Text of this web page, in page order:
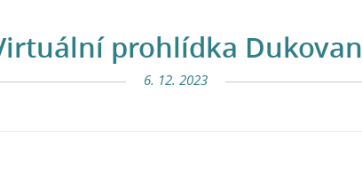
prohlídka Dukovan
6. 12. 2023